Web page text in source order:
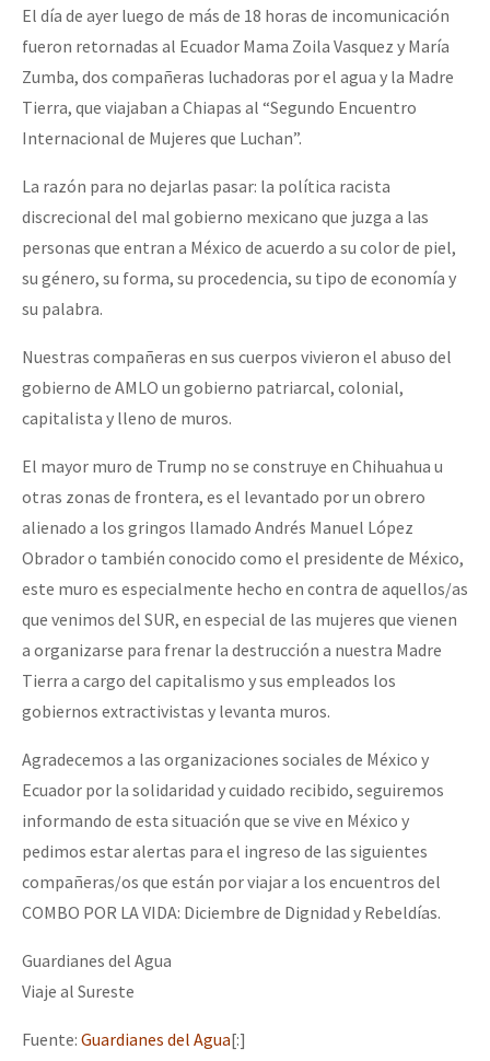
El día de ayer luego de más de 18 horas de incomunicación
fueron retornadas al Ecuador Mama Zoila Vasquez y María
Zumba, dos compañeras luchadoras por el agua y la Madre
Tierra, que viajaban a Chiapas al “Segundo Encuentro
Internacional de Mujeres que Luchan”.
La razón para no dejarlas pasar: la política racista
discrecional del mal gobierno mexicano que juzga a las
personas que entran a México de acuerdo a su color de piel,
su género, su forma, su procedencia, su tipo de economía y
su palabra.
Nuestras compañeras en sus cuerpos vivieron el abuso del
gobierno de AMLO un gobierno patriarcal, colonial,
capitalista y lleno de muros.
El mayor muro de Trump no se construye en Chihuahua u
otras zonas de frontera, es el levantado por un obrero
alienado a los gringos llamado Andrés Manuel López
Obrador o también conocido como el presidente de México,
este muro es especialmente hecho en contra de aquellos/as
que venimos del SUR, en especial de las mujeres que vienen
a organizarse para frenar la destrucción a nuestra Madre
Tierra a cargo del capitalismo y sus empleados los
gobiernos extractivistas y levanta muros.
Agradecemos a las organizaciones sociales de México y
Ecuador por la solidaridad y cuidado recibido, seguiremos
informando de esta situación que se vive en México y
pedimos estar alertas para el ingreso de las siguientes
compañeras/os que están por viajar a los encuentros del
COMBO POR LA VIDA: Diciembre de Dignidad y Rebeldías.
Guardianes del Agua
Viaje al Sureste
Fuente: Guardianes del Agua[:]